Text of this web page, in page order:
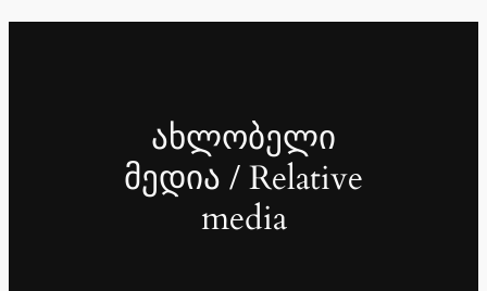
ახლობელი
მედია / Relative
media